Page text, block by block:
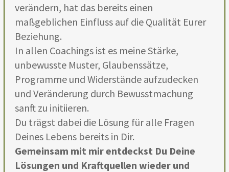
verändern, hat das bereits einen
maßgeblichen Einfluss auf die Qualität Eurer
Beziehung.
In allen Coachings ist es meine Stärke,
unbewusste Muster, Glaubenssätze,
Programme und Widerstände aufzudecken
und Veränderung durch Bewusstmachung
sanft zu initiieren.
Du trägst dabei die Lösung für alle Fragen
Deines Lebens bereits in Dir.
Gemeinsam mit mir entdeckst Du Deine
Lösungen und Kraftquellen wieder und